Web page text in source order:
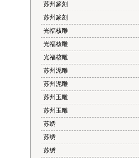
苏州篆刻
苏州篆刻
光福核雕
光福核雕
光福核雕
苏州泥雕
苏州泥雕
苏州玉雕
苏州玉雕
苏绣
苏绣
苏绣